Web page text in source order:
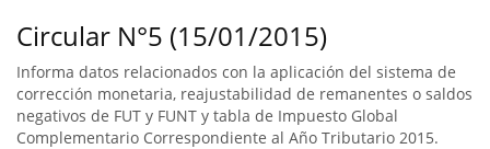
Circular N°5 (15/01/2015)
Informa datos relacionados con la aplicación del sistema de
corrección monetaria, reajustabilidad de remanentes o saldos
negativos de FUT y FUNT y tabla de Impuesto Global
Complementario Correspondiente al Año Tributario 2015.